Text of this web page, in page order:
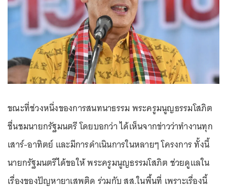
ขณะที่ช่วงหนึ่งของการสนทนาธรรม พระครูมนูญธรรมโสภิต
ชื่นชมนายกรัฐมนตรี โดยบอกว่า ได้เห็นจากข่าวว่าทำงานทุก
เสาร์-อาทิตย์ และมีการดำเนินการในหลายๆ โครงการ ทั้งนี้
นายกรัฐมนตรีได้ขอให้ พระครูมนูญธรรมโสภิต ช่วยดูแลใน
เรื่องของปัญหายาเสพติด ร่วมกับ สส.ในพื้นที่ เพราะเรื่องนี้